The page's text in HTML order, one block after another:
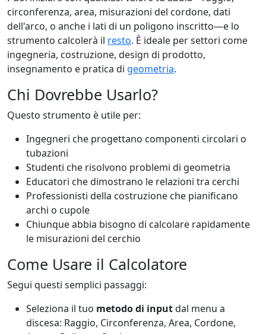
circonferenza, area, misurazioni del cordone, dati
dell'arco, o anche i lati di un poligono inscritto—e lo
strumento calcolerà il resto. È ideale per settori come
ingegneria, costruzione, design di prodotto,
insegnamento e pratica di geometria.
Chi Dovrebbe Usarlo?
Questo strumento è utile per:
Ingegneri che progettano componenti circolari o
tubazioni
Studenti che risolvono problemi di geometria
Educatori che dimostrano le relazioni tra cerchi
Professionisti della costruzione che pianificano
archi o cupole
Chiunque abbia bisogno di calcolare rapidamente
le misurazioni del cerchio
Come Usare il Calcolatore
Segui questi semplici passaggi:
Seleziona il tuo metodo di inputdal menu a
discesa: Raggio, Circonferenza, Area, Cordone,